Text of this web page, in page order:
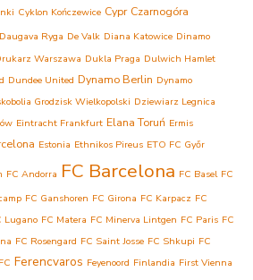
Cyklon Kończewice Cypr Czarnogóra
Daugava Ryga De Valk Diana Katowice Dinamo
Warszawa Dukla Praga Dulwich Hamlet
Dundee United Dynamo Berlin Dynamo
Grodzisk Wielkopolski Dziewiarz Legnica
Eintracht Frankfurt Elana Toruń Ermis
Estonia Ethnikos Pireus ETO FC Győr
FC Andorra FC Barcelona FC Basel FC
FC Ganshoren FC Girona FC Karpacz FC
Lugano FC Matera FC Minerva Lintgen FC Paris FC
FC Rosengard FC Saint Josse FC Shkupi FC
Ferencvaros Feyenoord Finlandia First Vienna